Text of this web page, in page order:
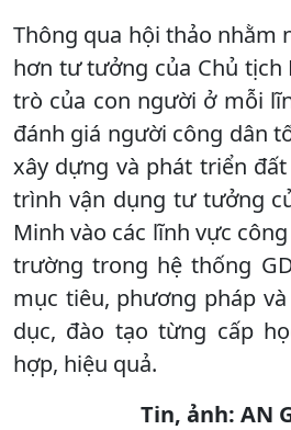
Thông qua hội thảo nhằm
hơn tư tưởng của Chủ tịch
trò của con người ở mỗi
đánh giá người công dân
xây dựng và phát triển
trình vận dụng tư tưởng
Minh vào các lĩnh vực
trường trong hệ thống
mục tiêu, phương pháp
dục, đào tạo từng cấp
hợp, hiệu quả.
Tin, ảnh: AN